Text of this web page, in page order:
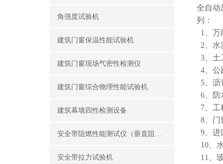
角强度试验机
建筑门窗保温性能试验机
建筑门窗现场气密性检测仪
建筑门窗综合物理性能试验机
建筑幕墙四性检测设备
安全带阻燃性能测试仪（垂直阻燃仪）
安全带拉力试验机
全自动
列：
1、
2、水
3、土
4、公
5、沥
6、防
7、工
8、门
9、进
10、
11、